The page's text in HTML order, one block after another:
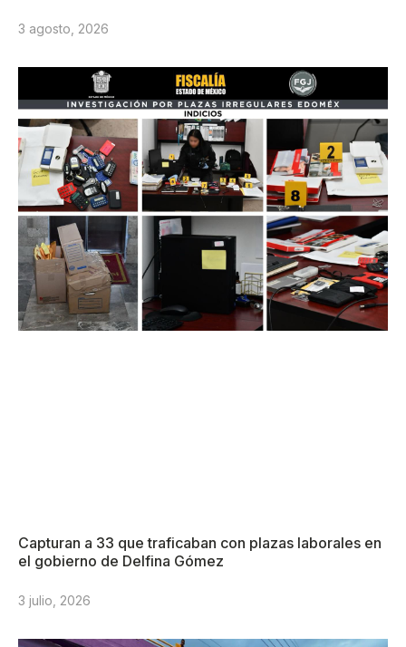
3 agosto, 2026
Capturan a 33 que traficaban con plazas laborales en
el gobierno de Delfina Gómez
3 julio, 2026